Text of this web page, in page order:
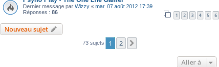
Dernier message par Wizzy « mar. 07 août 2012 17:39
Réponses : 86 1 2 3 4 5 6
Nouveau sujet
73 sujets 1 2
Aller à